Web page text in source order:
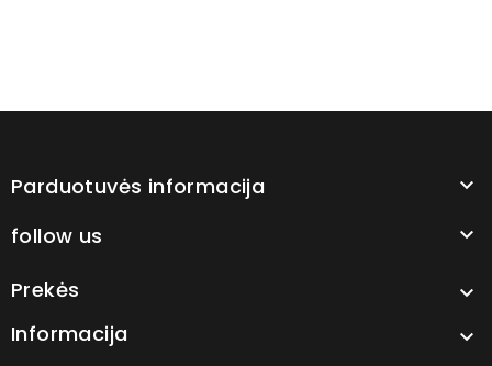
Parduotuvės informacija 
follow us 
Prekės 
Informacija 